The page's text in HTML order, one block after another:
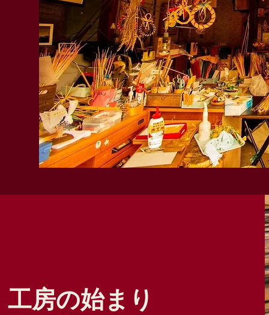
工房の始まり